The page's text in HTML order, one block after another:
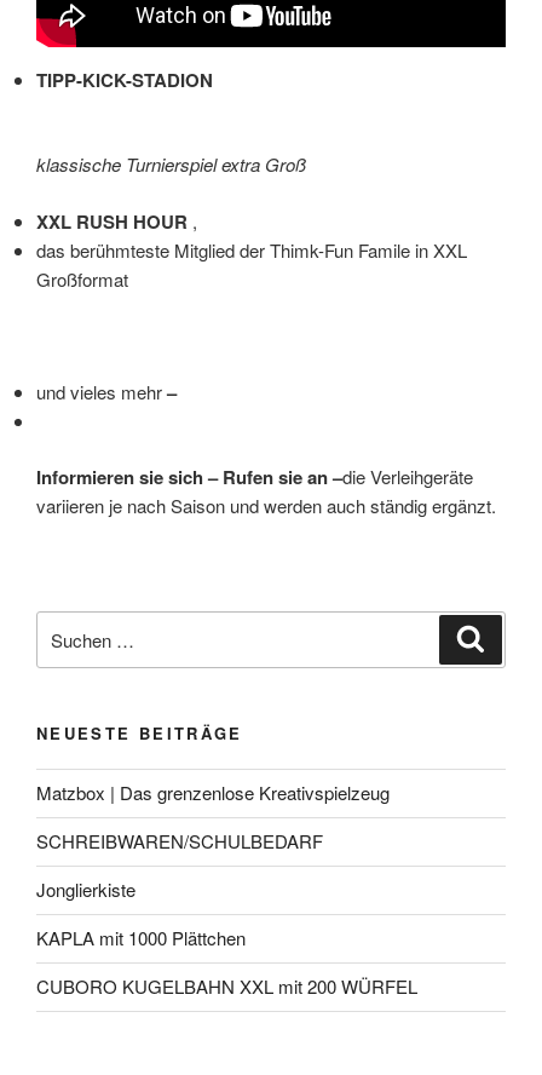
TIPP-KICK-STADION
klassische Turnierspiel extra Groß
XXL RUSH HOUR ,
das berühmteste Mitglied der Thimk-Fun Famile in XXL
Großformat
und vieles mehr–
Informieren sie sich – Rufen sie an –die Verleihgeräte
variieren je nach Saison und werden auch ständig ergänzt.
NEUESTE BEITRÄGE
Matzbox | Das grenzenlose Kreativspielzeug
SCHREIBWAREN/SCHULBEDARF
Jonglierkiste
KAPLA mit 1000 Plättchen
CUBORO KUGELBAHN XXL mit 200 WÜRFEL